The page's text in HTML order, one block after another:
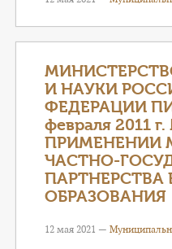
И НАУКИ
ФЕДЕРАЦИИ
февраля 2011
ПРИМЕНЕНИИ
ЧАСТНО-
ПАРТНЕРСТВА
ОБРАЗОВАНИЯ
12 мая 2021 —